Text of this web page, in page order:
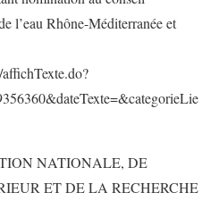
l’eau Rhône-Méditerranée et
NATIONALE, DE
ET DE LA RECHERCHE